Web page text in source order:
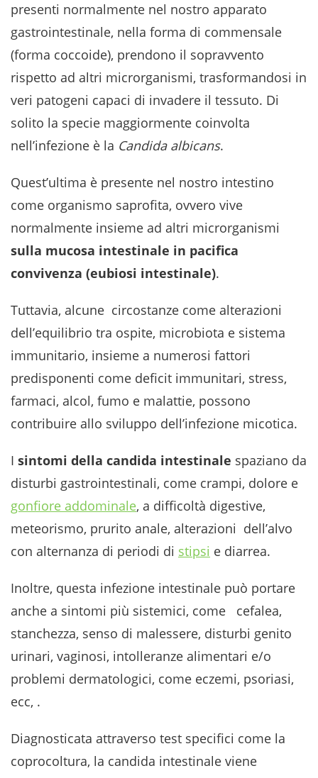
presenti normalmente nel nostro apparato
gastrointestinale, nella forma di commensale
(forma coccoide), prendono il sopravvento
rispetto ad altri microrganismi, trasformandosi in
veri patogeni capaci di invadere il tessuto. Di
solito la specie maggiormente coinvolta
nell’infezione è la Candida albicans.
Quest’ultima è presente nel nostro intestino
come organismo saprofita, ovvero vive
normalmente insieme ad altri microrganismi
sulla mucosa intestinale in pacifica
convivenza (eubiosi intestinale).
Tuttavia, alcune circostanze come alterazioni
dell’equilibrio tra ospite, microbiota e sistema
immunitario, insieme a numerosi fattori
predisponenti come deficit immunitari, stress,
farmaci, alcol, fumo e malattie, possono
contribuire allo sviluppo dell’infezione micotica.
I sintomi della candida intestinale spaziano da
disturbi gastrointestinali, come crampi, dolore e
gonfiore addominale, a difficoltà digestive,
meteorismo, prurito anale, alterazioni dell’alvo
con alternanza di periodi di stipsi e diarrea.
Inoltre, questa infezione intestinale può portare
anche a sintomi più sistemici, come cefalea,
stanchezza, senso di malessere, disturbi genito
urinari, vaginosi, intolleranze alimentari e/o
problemi dermatologici, come eczemi, psoriasi,
ecc, .
Diagnosticata attraverso test specifici come la
coprocoltura, la candida intestinale viene